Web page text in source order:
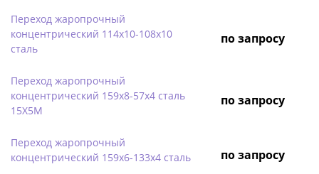
Переход жаропрочный
концентрический 114х10-108х10
сталь
по запросу
Переход жаропрочный
концентрический 159х8-57х4 сталь
15Х5М
по запросу
Переход жаропрочный
концентрический 159х6-133х4 сталь
по запросу